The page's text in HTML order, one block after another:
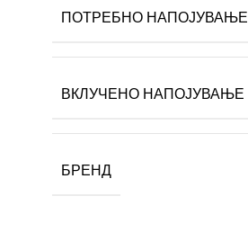
ПОТРЕБНО НАПОЈУВАЊЕ
ВКЛУЧЕНО НАПОЈУВАЊЕ
БРЕНД